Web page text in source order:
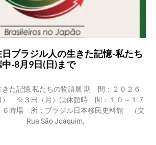
ブラジル人の生きた記憶-私たち
-8月9日(日)まで
きた記憶 私たちの物語展 期 間：２０２６
） ※３日（月）は休館時 間：１０～１７
時場 所：ブラジル日本移民史料館 （文
Rua São Joaquim,